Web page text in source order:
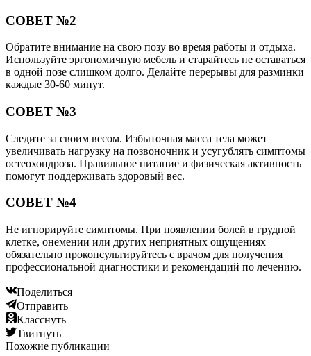
СОВЕТ №2
Обратите внимание на свою позу во время работы и отдыха.
Используйте эргономичную мебель и старайтесь не оставаться
в одной позе слишком долго. Делайте перерывы для разминки
каждые 30-60 минут.
СОВЕТ №3
Следите за своим весом. Избыточная масса тела может
увеличивать нагрузку на позвоночник и усугублять симптомы
остеохондроза. Правильное питание и физическая активность
помогут поддерживать здоровый вес.
СОВЕТ №4
Не игнорируйте симптомы. При появлении болей в грудной
клетке, онемении или других неприятных ощущениях
обязательно проконсультируйтесь с врачом для получения
профессиональной диагностики и рекомендаций по лечению.
Поделиться
Отправить
Класснуть
Твитнуть
Похожие публикации